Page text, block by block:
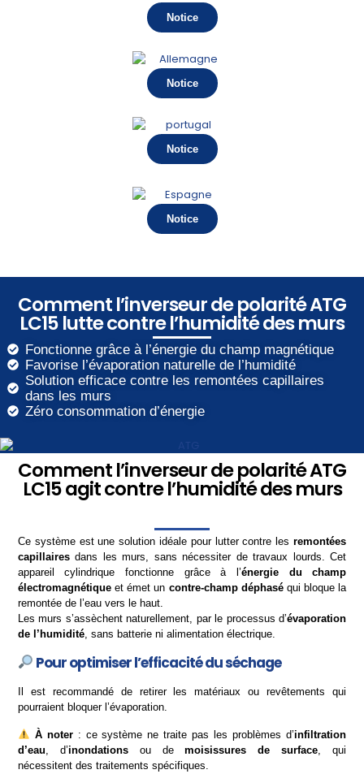
Notice
Notice
Notice
Notice
Comment l’inverseur de polarité ATG
LC15 lutte contre l’humidité des murs
Fonctionne grâce à l’énergie du champ magnétique
Favorise l’évaporation naturelle de l’humidité
Solution efficace contre les remontées capillaires
dans les murs
Zéro consommation d’énergie
Comment l’inverseur de polarité ATG
LC15 agit contre l’humidité des murs
Ce système est une solution idéale pour lutter contre lesremontées
capillairesdans les murs, sans nécessiter de travaux lourds. Cet
appareil cylindrique fonctionne grâce à l’énergie du champ
électromagnétiqueet émet un contre-champ déphaséqui bloque la
remontée de l’eau vers le haut.
Les murs s’assèchent naturellement, par le processus d’évaporation
de l’humidité, sans batterie ni alimentation électrique.
Pour optimiser l’efficacité du séchage
Il est recommandé de retirer les matériaux ou revêtements qui
pourraient bloquer l’évaporation.
À noter: ce système ne traite pas les problèmes d’infiltration
d’eau , d’inondationsou demoisissures de surface , qui
nécessitent des traitements spécifiques.